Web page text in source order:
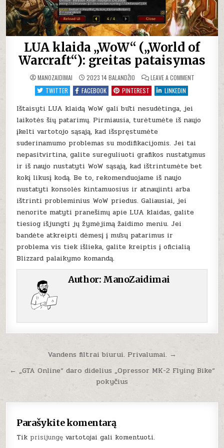
LUA klaida „WoW“ („World of
Warcraft“): greitas pataisymas
MANOZAIDIMAI 2023 14 BALANDŽIO LEAVE A COMMENTON
GREITAS
PATAISYMAS
TWITTER FACEBOOK PINTEREST LINKEDIN
Ištaisyti LUA klaidą WoW gali būti nesudėtinga, jei
laikotės šių patarimų. Pirmiausia, turėtumėte iš naujo
įkelti vartotojo sąsają, kad išspręstumėte
suderinamumo problemas su modifikacijomis. Jei tai
nepasitvirtina, galite sureguliuoti grafikos nustatymus
ir iš naujo nustatyti WoW sąsają, kad ištrintumėte bet
kokį likusį kodą. Be to, rekomenduojame iš naujo
nustatyti konsolės kintamuosius ir atnaujinti arba
ištrinti probleminius WoW priedus. Galiausiai, jei
nenorite matyti pranešimų apie LUA klaidas, galite
tiesiog išjungti jų žymėjimą žaidimo meniu. Jei
bandėte atkreipti dėmesį į mūsų patarimus ir
problema vis tiek išlieka, galite kreiptis į oficialią
Blizzard palaikymo komandą.
Author: ManoZaidimai
Navigacija
tarp
Vandens filtrai biurui. Privalumai. →
← „GTA Online“ daro didelius „Opressor MK-2 Flying Bike“
pokyčius
Parašykite komentarą
Tik prisijungę vartotojai gali komentuoti.